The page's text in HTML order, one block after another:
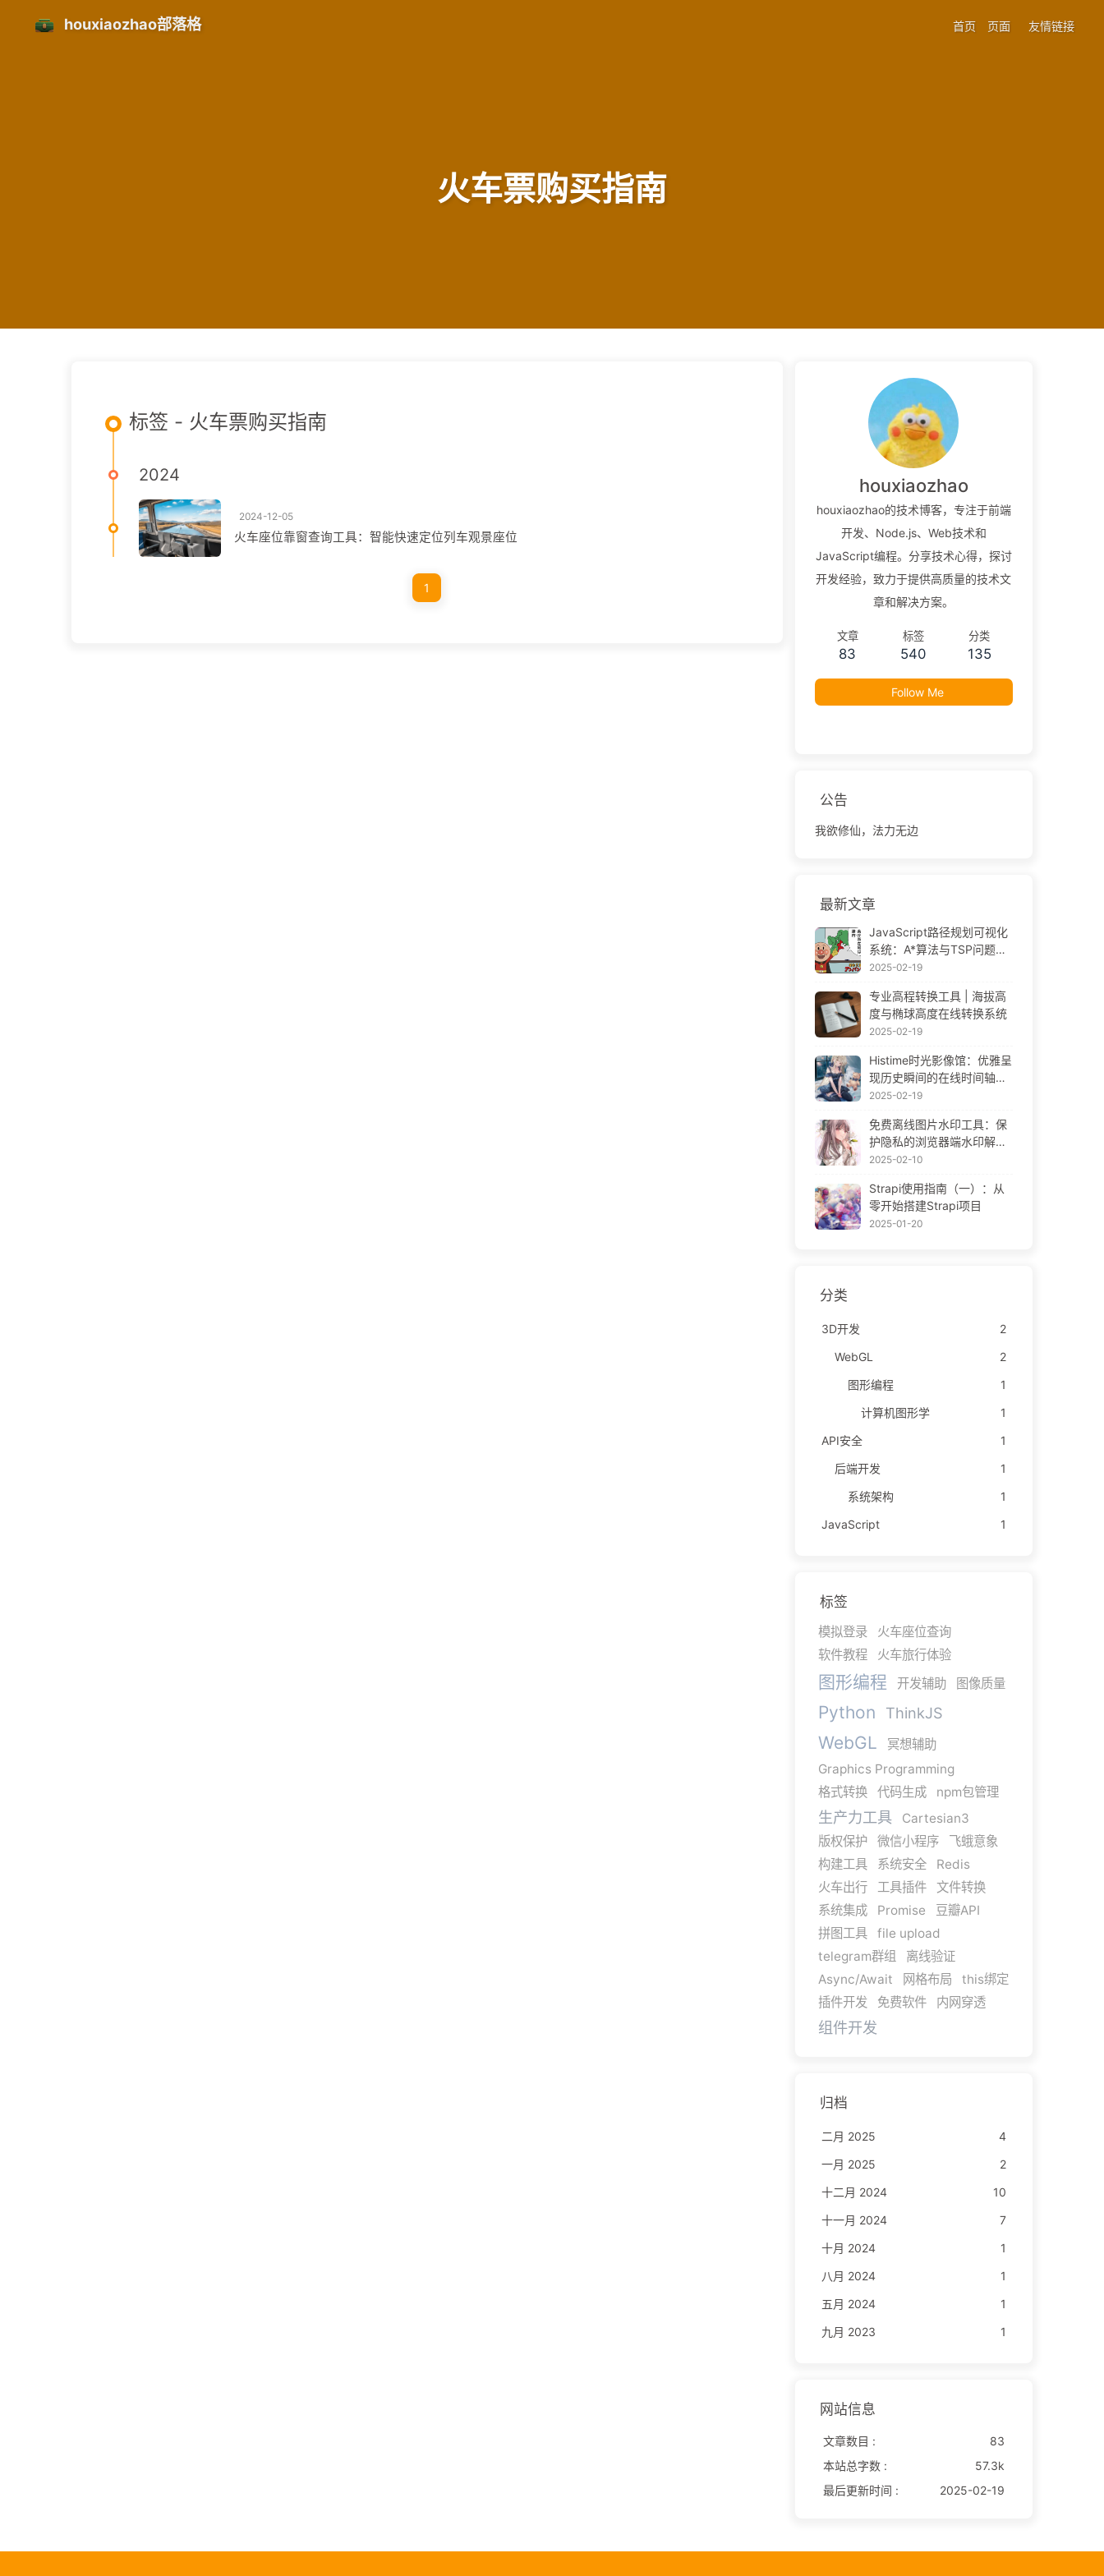
houxiaozhao部落格 首页 页面 友情链接
火车票购买指南
标签 - 火车票购买指南
2024
2024-12-05
火车座位靠窗查询工具：智能快速定位列车观景座位
1
houxiaozhao
houxiaozhao的技术博客，专注于前端
开发、Node.js、Web技术和
JavaScript编程。分享技术心得，探讨
开发经验，致力于提供高质量的技术文
章和解决方案。
文章
83
标签
540
分类
135
Follow Me
公告
我欲修仙，法力无边
最新文章
JavaScript路径规划可视化
系统：A*算法与TSP问题解
决方案
2025-02-19
专业高程转换工具 | 海拔高
度与椭球高度在线转换系统
2025-02-19
Histime时光影像馆：优雅呈
现历史瞬间的在线时间轴相
册 | Historical Photo Timeli
2025-02-19
免费离线图片水印工具：保
护隐私的浏览器端水印解决
方案 | Free Offline Image
2025-02-10
Strapi使用指南（一）：从
零开始搭建Strapi项目
2025-01-20
分类
3D开发
2
WebGL
2
图形编程
1
计算机图形学
1
API安全
1
后端开发
1
系统架构
1
JavaScript
1
标签
模拟登录
火车座位查询
软件教程
火车旅行体验
图形编程 开发辅助 图像质量
Python ThinkJS
WebGL
冥想辅助
Graphics Programming
格式转换
代码生成 npm包管理
生产力工具
Cartesian3
版权保护
微信小程序
飞蛾意象
构建工具
系统安全
Redis
火车出行
工具插件
文件转换
系统集成
Promise
豆瓣API
拼图工具
file upload
telegram群组
离线验证
Async/Await
网格布局
this绑定
插件开发
免费软件 内网穿透
组件开发
归档
二月 2025
4
一月 2025
2
十二月 2024
10
十一月 2024
7
十月 2024
1
八月 2024
1
五月 2024
1
九月 2023
1
网站信息
文章数目 :
83
本站总字数 :
57.3k
最后更新时间 :
2025-02-19